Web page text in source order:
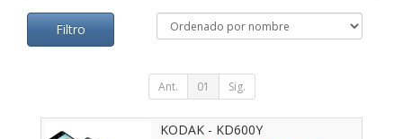
Filtro
Ant. 01 Sig.
KODAK - KD600Y